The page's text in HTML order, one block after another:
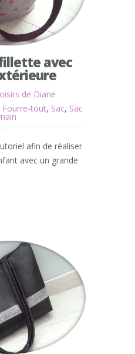
avec
de Diane
Fourre-tout, Sac, Sac
afin de réaliser
avec un grande